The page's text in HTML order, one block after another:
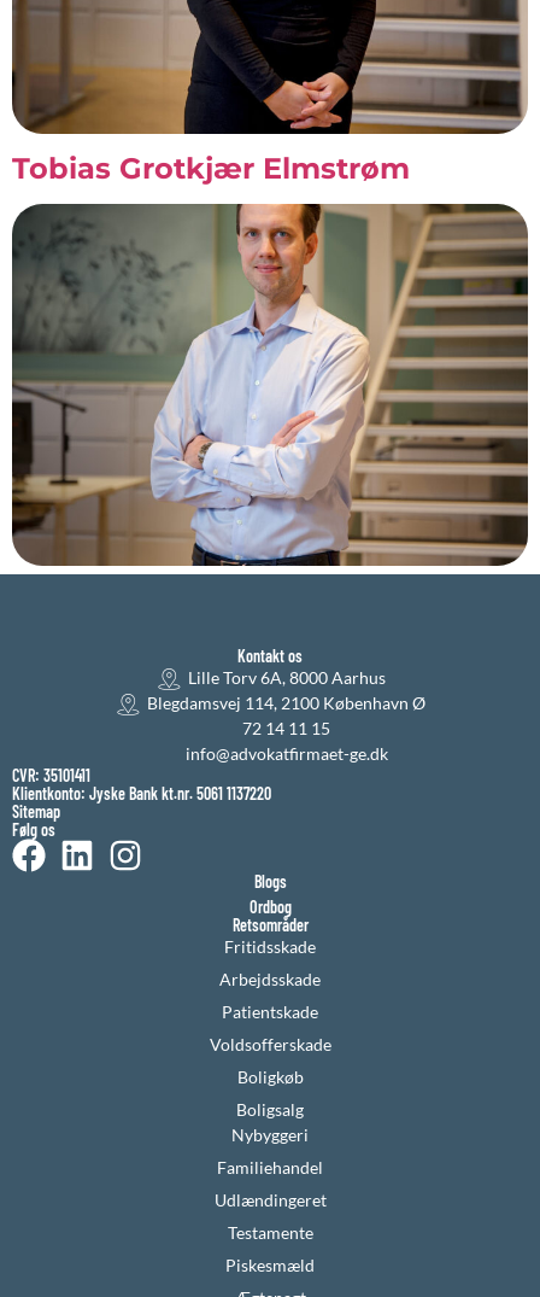
Tobias Grotkjær Elmstrøm
Kontakt os
Lille Torv 6A, 8000 Aarhus
Blegdamsvej 114, 2100 København Ø
72 14 11 15
info@advokatfirmaet-ge.dk
CVR: 35101411
Klientkonto: Jyske Bank kt.nr. 5061 1137220
Sitemap
Følg os
Blogs
Ordbog
Retsområder
Fritidsskade
Arbejdsskade
Patientskade
Voldsofferskade
Boligkøb
Boligsalg
Nybyggeri
Familiehandel
Udlændingeret
Testamente
Piskesmæld